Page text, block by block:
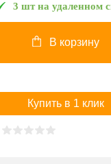
3 шт на удаленном
В корзину
Купить в 1 клик